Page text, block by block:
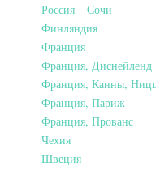
Россия – Сочи
Финляндия
Франция
Франция, Диснейленд
Франция, Канны,
Франция, Париж
Франция, Прованс
Чехия
Швеция